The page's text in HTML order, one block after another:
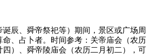
辰、舜帝祭祀等）期间，景区或广场周
、占卜者。时间参考：关帝庙会（农历
四）、舜帝陵庙会（农历二月初二），可